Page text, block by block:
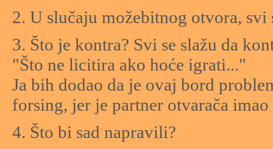
2. U slučaju možebitnog otvora,
3. Što je kontra? Svi se slažu da
"Što ne licitira ako hoće igrati..."
Ja bih dodao da je ovaj bord
forsing, jer je partner otvarača
4. Što bi sad napravili?